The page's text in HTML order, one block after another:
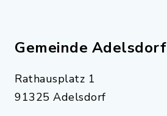
Gemeinde Adelsdorf
Rathausplatz 1
91325 Adelsdorf